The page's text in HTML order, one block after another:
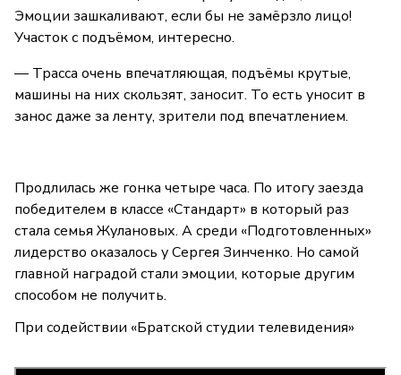
Эмоции зашкаливают, если бы не замёрзло лицо!
Участок с подъёмом, интересно.
— Трасса очень впечатляющая, подъёмы крутые,
машины на них скользят, заносит. То есть уносит в
занос даже за ленту, зрители под впечатлением.
Продлилась же гонка четыре часа. По итогу заезда
победителем в классе «Стандарт» в который раз
стала семья Жулановых. А среди «Подготовленных»
лидерство оказалось у Сергея Зинченко. Но самой
главной наградой стали эмоции, которые другим
способом не получить.
При содействии «Братской студии телевидения»